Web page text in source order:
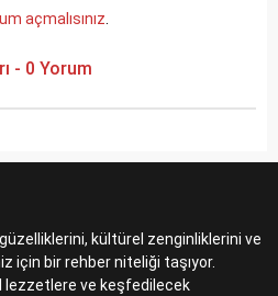
açmalısınız.
- 0 Yorum
kültürel zenginliklerini ve
için bir rehber niteliği taşıyor.
lezzetlere ve keşfedilecek